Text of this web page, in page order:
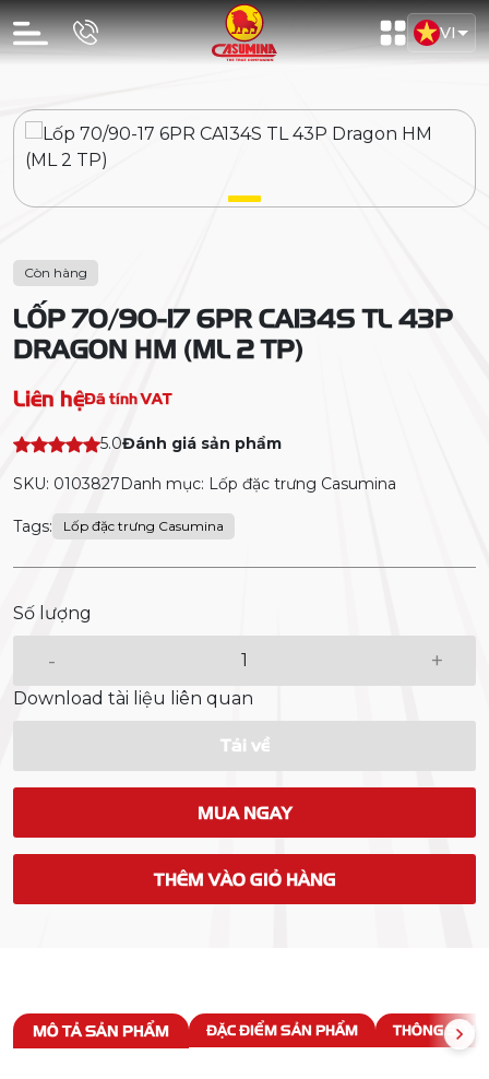
VI
Còn hàng
LỐP 70/90-17 6PR CA134S TL 43P
DRAGON HM (ML 2 TP)
Liên hệĐã tính VAT
5.0Đánh giá sản phẩm
SKU: 0103827Danh mục: Lốp đặc trưng Casumina
Tags: Lốp đặc trưng Casumina
Số lượng
- +
Download tài liệu liên quan
Tải về
MUA NGAY
THÊM VÀO GIỎ HÀNG
MÔ TẢ SẢN PHẨM ĐẶC ĐIỂM SẢN PHẨM THÔNG SỐ